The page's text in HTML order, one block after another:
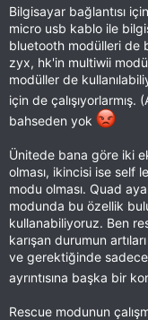
Bilgisayar bağlantısı
micro usb kablo ile
bluetooth modülleri de
zyx, hk'in multiwii
modüller de
için de çalışıyorlarmış.
bahseden yok
Ünitede bana göre iki
olması, ikincisi ise self
modu olması. Quad
modunda bu özellik
kullanabiliyoruz. Ben
karışan durumun
ve gerektiğinde
ayrıntısına başka bir
Rescue modunun